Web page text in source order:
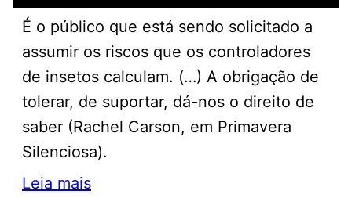
É o público que está sendo solicitado a
assumir os riscos que os controladores
de insetos calculam. (…) A obrigação de
tolerar, de suportar, dá-nos o direito de
saber (Rachel Carson, em Primavera
Silenciosa).
Leia mais